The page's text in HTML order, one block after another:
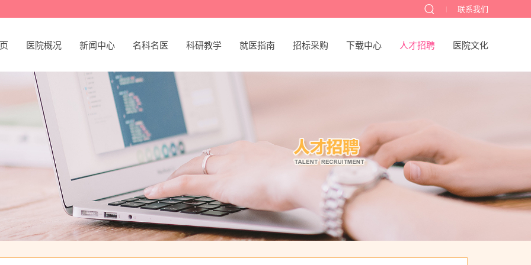
联系我们
医院概况 新闻中心 名科名医 科研教学 就医指南 招标采购 下载中心 人才招聘 医院文化